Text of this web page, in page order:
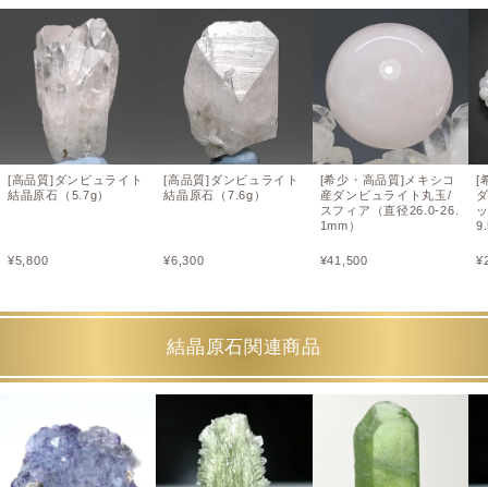
[高品質]ダンビュライト
結晶原石（5.7g）
¥5,800
[高品質]ダンビュライト
結晶原石（7.6g）
¥6,300
[希少・高品質]メキシコ
産ダンビュライト丸玉/
スフィア（直径26.0-26.
1mm）
¥41,500
[
¥
結晶原石関連商品